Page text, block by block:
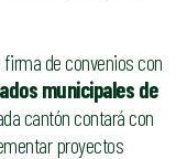
de convenios con
municipales de
cantón contará con
proyectos